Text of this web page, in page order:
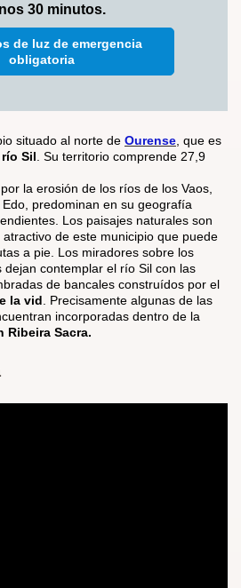
30 minutos.
de luz de emergencia
obligatoria
situado al norte de Ourense, que es
río Sil. Su territorio comprende 27,9
la erosión de los ríos de los Vaos,
predominan en su geografía
Los paisajes naturales son
de este municipio que puede
a pie. Los miradores sobre los
contemplar el río Sil con las
de bancales construídos por el
la vid. Precisamente algunas de las
incorporadas dentro de la
Ribeira Sacra.